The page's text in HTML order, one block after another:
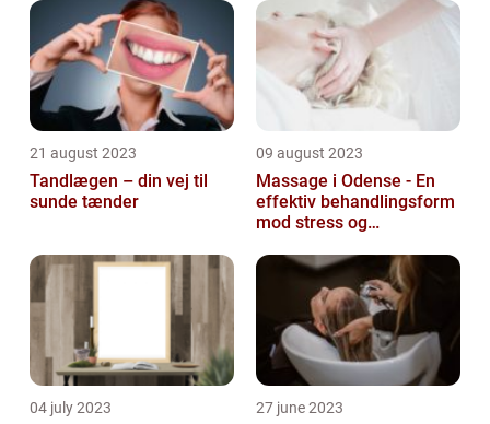
21 august 2023
Tandlægen – din vej til
sunde tænder
09 august 2023
Massage i Odense - En
effektiv behandlingsform
mod stress og
04 july 2023 27 june 2023